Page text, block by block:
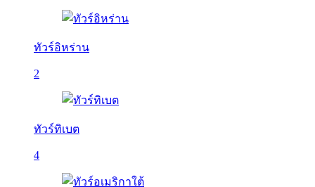
ทัวร์อิหร่าน
2
ทัวร์ทิเบต
4